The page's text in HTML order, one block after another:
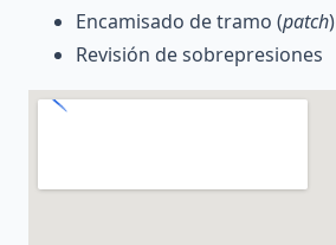
Encamisado de tramo (patch)
Revisión de sobrepresiones